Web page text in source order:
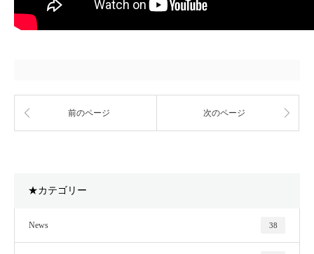
前のページ 次のページ
★カテゴリー
News 38